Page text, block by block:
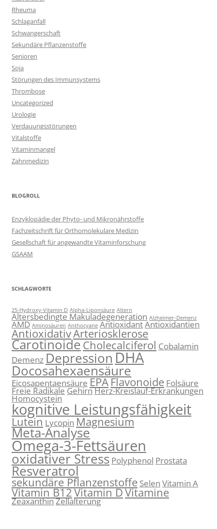
Rheuma
Schlaganfall
Schwangerschaft
Sekundäre Pflanzenstoffe
Senioren
Soja
Störungen des Immunsystems
Thrombose
Uncategorized
Urologie
Verdauungsstörungen
Vitalstoffe
Vitaminmangel
Zahnmedizin
BLOGROLL
Enzyklopädie der Phyto- und Mikronährstoffe
Fachzeitschrift für Orthomolekulare Medizin
Gesellschaft für angewandte Vitaminforschung
GSAAM
SCHLAGWORTE
25-Hydroxy-Vitamin D Alpha-Liponsäure Altern
Altersbedingte Makuladegeneration Alzheimer-Demenz
AMD Aminosäuren Anthocyane AntioxidantAntioxidantien
AntioxidativArteriosklerose
CarotinoideCholecalciferol Cobalamin
Demenz DepressionDHA
Docosahexaensäure
Eicosapentaensäure EPAFlavonoide Folsäure
Freie RadikaleGehirnHerz-Kreislauf-Erkrankungen
Homocystein
kognitive Leistungsfähigkeit
Lutein Lycopin Magnesium
Meta-Analyse
Omega-3-Fettsäuren
oxidativer Stress Polyphenol Prostata
Resveratrol
sekundäre Pflanzenstoffe Selen Vitamin A
Vitamin B12Vitamin DVitamine
ZeaxanthinZellalterung